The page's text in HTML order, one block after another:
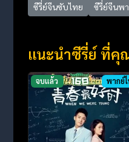
ซีรี่ย์จีนซับไทย
ซีรี่ย์จีนพ
แนะนำซีรี่ย์ ที่คุ
จบแล้ว พากย์